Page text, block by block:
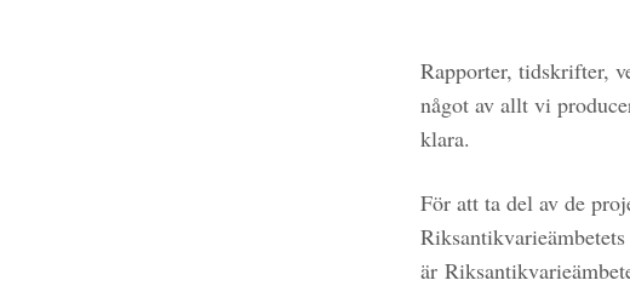
Rapporter, tidskrifter,
något av allt vi
klara.
För att ta del av de
är